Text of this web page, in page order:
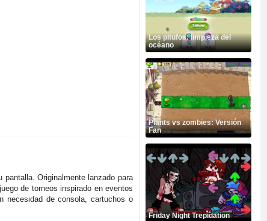
Originalmente lanzado para
de torneos inspirado en eventos
necesidad de consola, cartuchos o
Los pitufos: limpieza del
océano
Plants vs zombies: Versión
Fan
Friday Night Trepidation